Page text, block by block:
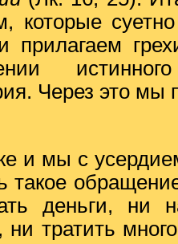
которые
прилагаем
Через это мы
и мы с
такое
деньги, ни
ни тратить